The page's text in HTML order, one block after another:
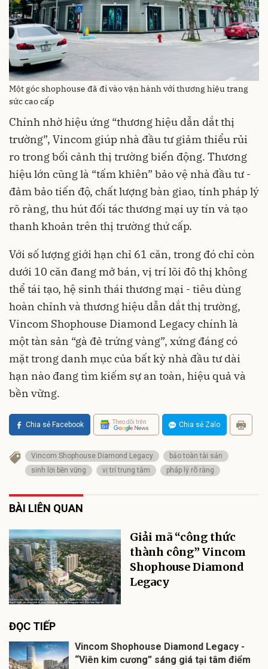
Một góc shophouse đã đi vào vận hành với thương hiệu trang
sức cao cấp
Chính nhờ hiệu ứng “thương hiệu dẫn dắt thị
trường”, Vincom giúp nhà đầu tư giảm thiểu rủi
ro trong bối cảnh thị trường biến động. Thương
hiệu lớn cũng là “tấm khiên” bảo vệ nhà đầu tư -
đảm bảo tiến độ, chất lượng bàn giao, tính pháp lý
rõ ràng, thu hút đối tác thương mại uy tín và tạo
thanh khoản trên thị trường thứ cấp.
Với số lượng giới hạn chỉ 61 căn, trong đó chỉ còn
dưới 10 căn đang mở bán, vị trí lõi đô thị không
thể tái tạo, hệ sinh thái thương mại - tiêu dùng
hoàn chỉnh và thương hiệu dẫn dắt thị trường,
Vincom Shophouse Diamond Legacy chính là
một tàn sản “gà đẻ trứng vàng”, xứng đáng có
mặt trong danh mục của bất kỳ nhà đầu tư dài
hạn nào đang tìm kiếm sự an toàn, hiệu quả và
bền vững.
Chia sẻ Facebook Theo dõi trên Chia sẻ Zalo
Vincom Shophouse Diamond Legacy
bảo toàn tài sản
sinh lời bền vững
vị trí trung tâm pháp lý rõ ràng
BÀI LIÊN QUAN
Giải mã “công thức
thành công” Vincom
Shophouse Diamond
Legacy
ĐỌC TIẾP
Vincom Shophouse Diamond Legacy -
“Viên kim cương” sáng giá tại tâm điểm